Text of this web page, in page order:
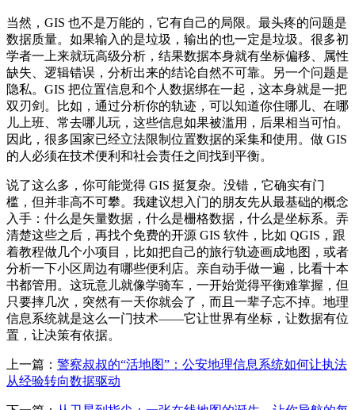
当然，GIS 也不是万能的，它有自己的局限。最头疼的问题是
数据质量。如果输入的是垃圾，输出的也一定是垃圾。很多初
学者一上来就玩高级分析，结果数据本身就有坐标偏移、属性
缺失、逻辑错误，分析出来的结论自然不可靠。另一个问题是
隐私。GIS 把位置信息和个人数据绑在一起，这本身就是一把
双刃剑。比如，通过分析你的轨迹，可以知道你住哪儿、在哪
儿上班、常去哪儿玩，这些信息如果被滥用，后果相当可怕。
因此，很多国家已经立法限制位置数据的采集和使用。做 GIS
的人必须在技术便利和社会责任之间找到平衡。
说了这么多，你可能觉得 GIS 挺复杂。没错，它确实有门
槛，但并非高不可攀。我建议想入门的朋友先从最基础的概念
入手：什么是矢量数据，什么是栅格数据，什么是坐标系。弄
清楚这些之后，再找个免费的开源 GIS 软件，比如 QGIS，跟
着教程做几个小项目，比如把自己的旅行轨迹画成地图，或者
分析一下小区周边有哪些便利店。亲自动手做一遍，比看十本
书都管用。这玩意儿就像学骑车，一开始觉得平衡难掌握，但
只要摔几次，突然有一天你就会了，而且一辈子忘不掉。地理
信息系统就是这么一门技术——它让世界有坐标，让数据有位
置，让决策有依据。
上一篇： 警察叔叔的“活地图”：公安地理信息系统如何让执法
从经验转向数据驱动